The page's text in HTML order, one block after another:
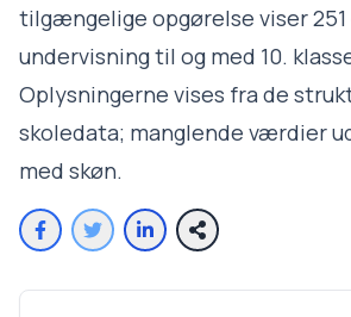
tilgængelige opgørelse viser 251
undervisning til og med 10.
Oplysningerne vises fra de
skoledata; manglende værdier
med skøn.